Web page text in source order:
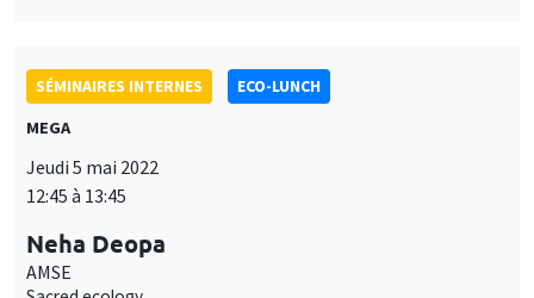
SÉMINAIRES INTERNES
ECO-LUNCH
MEGA
Jeudi 5 mai 2022
12:45 à 13:45
Neha Deopa
AMSE